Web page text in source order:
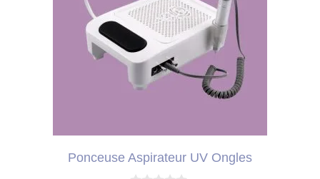
Ponceuse Aspirateur UV Ongles